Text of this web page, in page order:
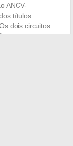
ANCV-
títulos
dois circuitos
do lado do